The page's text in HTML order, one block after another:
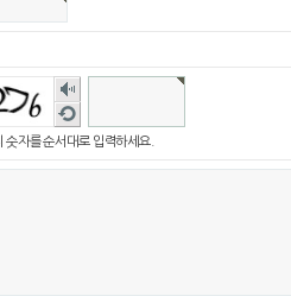
숫자
음성
듣기
새로
고침
숫자를 순서대로 입력하세요.